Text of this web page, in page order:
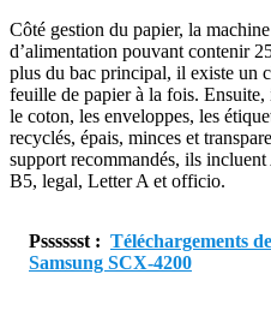
Côté gestion du papier, la
d’alimentation pouvant contenir
plus du bac principal, il existe un
feuille de papier à la fois.
le coton, les enveloppes, les
recyclés, épais, minces et
support recommandés, ils
B5, legal, Letter A et officio.
Psssssst : Téléchargements
Samsung SCX-4200